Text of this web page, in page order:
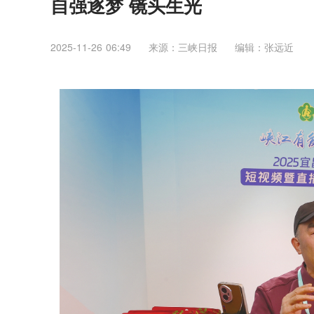
自强逐梦 镜头生光
2025-11-26 06:49 来源：三峡日报 编辑：张远近